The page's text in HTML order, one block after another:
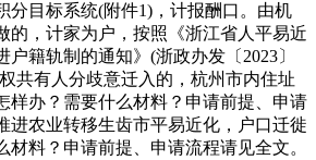
分目标系统(附件1)，计报酬口。由机
的，计家为户，按照《浙江省人平易近
籍轨制的通知》(浙政办发〔2023〕
共有人分歧意迁入的，杭州市内住址
样办？需要什么材料？申请前提、申请
进农业转移生齿市平易近化，户口迁徙
材料？申请前提、申请流程请见全文。